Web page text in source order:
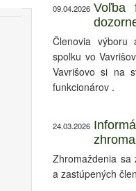
09.04.2026 Voľba
Členovia výboru
spolku vo
Vavrišovo si na
funkcionárov .
24.03.2026
Zhromaždenia sa
a zastúpených